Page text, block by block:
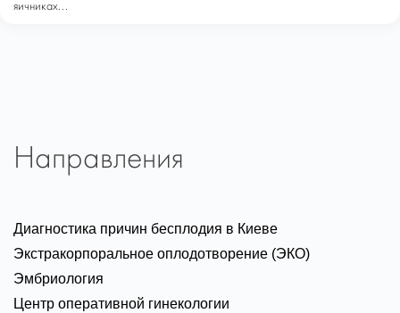
яичниках...
Направления
Диагностика причин бесплодия в Киеве
Экстракорпоральное оплодотворение (ЭКО)
Эмбриология
Центр оперативной гинекологии